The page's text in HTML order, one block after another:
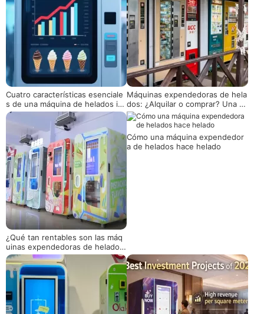
Cuatro características esenciale
s de una máquina de helados int
eligente
Máquinas expendedoras de hela
dos: ¿Alquilar o comprar? Una pr
egunta que vale la pena reflexio
nar
¿Qué tan rentables son las máq
uinas expendedoras de helado
s? Observar los retornos operati
vos a partir de datos reales
Cómo una máquina expendedor
a de helados hace helado